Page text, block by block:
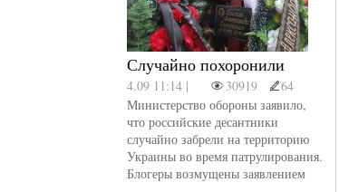
Случайно похоронили
4.09 11:14 | 30919
64
Министерство обороны заявило,
что российские десантники
случайно забрели на территорию
Украины во время патрулирования.
Блогеры возмущены заявлением